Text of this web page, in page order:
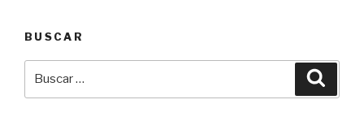
BUSCAR